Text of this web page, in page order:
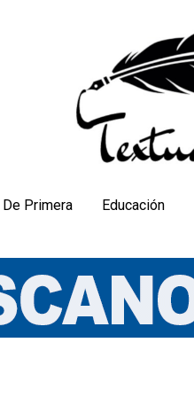
De Primera Educación